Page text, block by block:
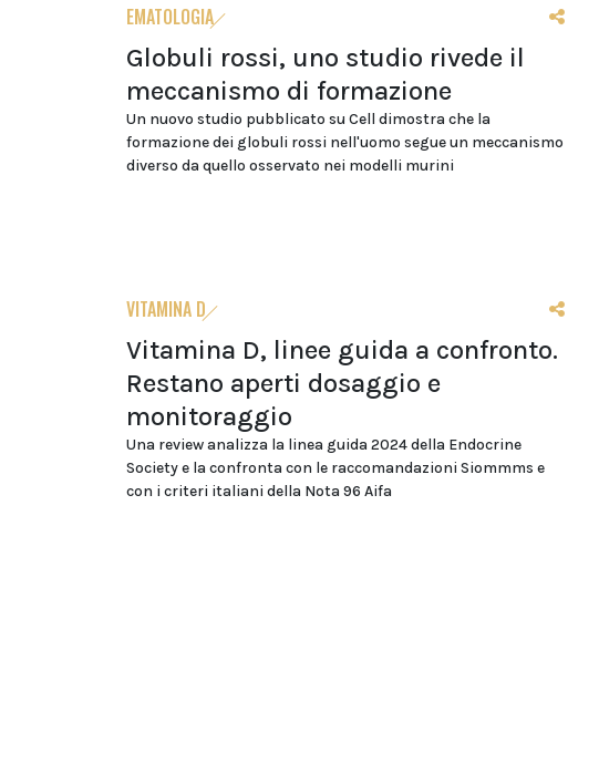
EMATOLOGIA
Globuli rossi, uno studio rivede il
meccanismo di formazione
Un nuovo studio pubblicato su Cell dimostra che la
formazione dei globuli rossi nell'uomo segue un meccanismo
diverso da quello osservato nei modelli murini
VITAMINA D
Vitamina D, linee guida a confronto.
Restano aperti dosaggio e
monitoraggio
Una review analizza la linea guida 2024 della Endocrine
Society e la confronta con le raccomandazioni Siommms e
con i criteri italiani della Nota 96 Aifa